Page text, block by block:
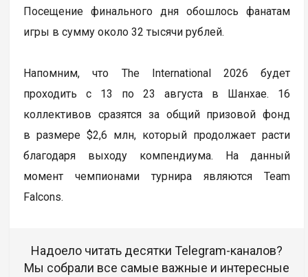
Посещение финального дня обошлось фанатам
игры в сумму около 32 тысячи рублей.
Напомним, что The International 2026 будет
проходить с 13 по 23 августа в Шанхае. 16
коллективов сразятся за общий призовой фонд
в размере $2,6 млн, который продолжает расти
благодаря выходу компендиума. На данный
момент чемпионами турнира являются Team
Falcons.
Надоело читать десятки Telegram-каналов?
Мы собрали все самые важные и интересные